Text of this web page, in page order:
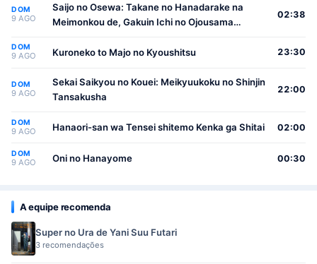
DOM
9 AGO
Saijo no Osewa: Takane no Hanadarake na
Meimonkou de, Gakuin Ichi no Ojousama
Osewa suru Koto ni Narimashita
02:38
DOM
9 AGO Kuroneko to Majo no Kyoushitsu 23:30
DOM
9 AGO
Sekai Saikyou no Kouei: Meikyuukoku no Shinjin
Tansakusha
22:00
DOM
9 AGO Hanaori-san wa Tensei shitemo Kenka ga Shitai 02:00
DOM
9 AGO Oni no Hanayome 00:30
A equipe recomenda
Super no Ura de Yani Suu Futari
3 recomendações